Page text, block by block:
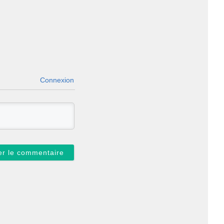
Connexion